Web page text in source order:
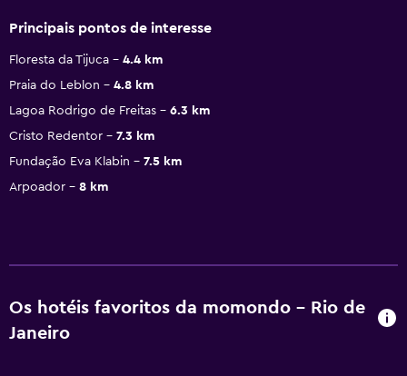
Principais pontos de interesse
Floresta da Tijuca
4.4 km
Praia do Leblon
4.8 km
Lagoa Rodrigo de Freitas
6.3 km
Cristo Redentor
7.3 km
Fundação Eva Klabin
7.5 km
Arpoador
8 km
Os hotéis favoritos da momondo - Rio de
Janeiro